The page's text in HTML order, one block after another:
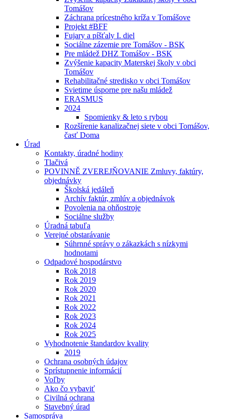
Tomášov
Záchrana prícestného kríža v Tomášove
Projekt #BFF
Fujary a píšťaly I. diel
Sociálne zázemie pre Tomášov - BSK
Pre mládež DHZ Tomášov - BSK
Zvýšenie kapacity Materskej školy v obci
Tomášov
Rehabilitačné stredisko v obci Tomášov
Svietime úsporne pre našu mládež
ERASMUS
2024
Spomienky & leto s rybou
Rozšírenie kanalizačnej siete v obci Tomášov,
časť Doma
Úrad
Kontakty, úradné hodiny
Tlačivá
POVINNĚ ZVEREJŇOVANIE Zmluvy, faktúry,
objednávky
Školská jedáleň
Archív faktúr, zmlúv a objednávok
Povolenia na ohňostroje
Sociálne služby
Úradná tabuľa
Verejné obstarávanie
Súhrnné správy o zákazkách s nízkymi
hodnotami
Odpadové hospodárstvo
Rok 2018
Rok 2019
Rok 2020
Rok 2021
Rok 2022
Rok 2023
Rok 2024
Rok 2025
Vyhodnotenie štandardov kvality
2019
Ochrana osobných údajov
Sprístupnenie informácií
Voľby
Ako čo vybaviť
Civilná ochrana
Stavebný úrad
Samospráva